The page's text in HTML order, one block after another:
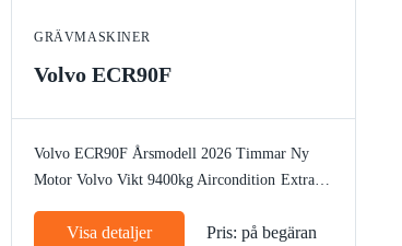
GRÄVMASKINER
Volvo ECR90F
Volvo ECR90F Årsmodell 2026 Timmar Ny
Motor Volvo Vikt 9400kg Aircondition Extra
ArbetsbelysningBandstyrningRotellaAutogas
Visa detaljer Pris: på begäran